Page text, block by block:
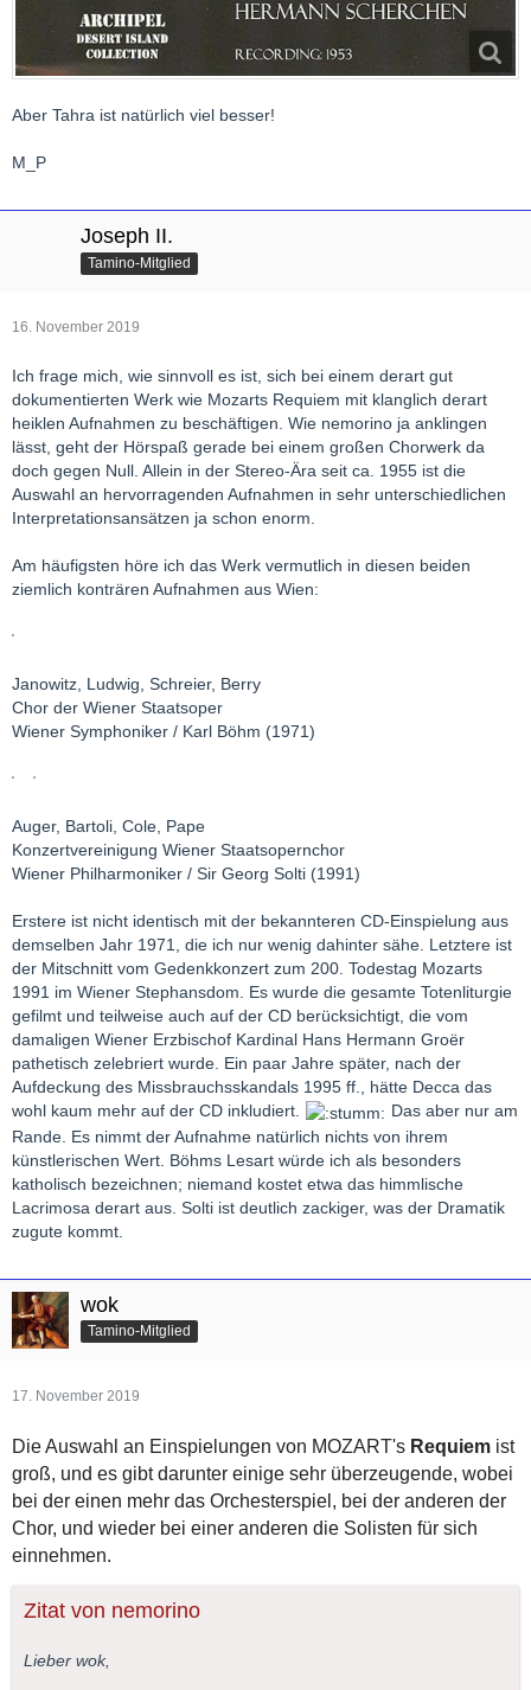
Aber Tahra ist natürlich viel besser!
M_P
Joseph II.
Tamino-Mitglied
16. November 2019
Ich frage mich, wie sinnvoll es ist, sich bei einem derart gut
dokumentierten Werk wie Mozarts Requiem mit klanglich derart
heiklen Aufnahmen zu beschäftigen. Wie nemorino ja anklingen
lässt, geht der Hörspaß gerade bei einem großen Chorwerk da
doch gegen Null. Allein in der Stereo-Ära seit ca. 1955 ist die
Auswahl an hervorragenden Aufnahmen in sehr unterschiedlichen
Interpretationsansätzen ja schon enorm.
Am häufigsten höre ich das Werk vermutlich in diesen beiden
ziemlich konträren Aufnahmen aus Wien:
Janowitz, Ludwig, Schreier, Berry
Chor der Wiener Staatsoper
Wiener Symphoniker / Karl Böhm (1971)
Auger, Bartoli, Cole, Pape
Konzertvereinigung Wiener Staatsopernchor
Wiener Philharmoniker / Sir Georg Solti (1991)
Erstere ist nicht identisch mit der bekannteren CD-Einspielung aus
demselben Jahr 1971, die ich nur wenig dahinter sähe. Letztere ist
der Mitschnitt vom Gedenkkonzert zum 200. Todestag Mozarts
1991 im Wiener Stephansdom. Es wurde die gesamte Totenliturgie
gefilmt und teilweise auch auf der CD berücksichtigt, die vom
damaligen Wiener Erzbischof Kardinal Hans Hermann Groër
pathetisch zelebriert wurde. Ein paar Jahre später, nach der
Aufdeckung des Missbrauchsskandals 1995 ff., hätte Decca das
wohl kaum mehr auf der CD inkludiert.
Das aber nur am
Rande. Es nimmt der Aufnahme natürlich nichts von ihrem
künstlerischen Wert. Böhms Lesart würde ich als besonders
katholisch bezeichnen; niemand kostet etwa das himmlische
Lacrimosa derart aus. Solti ist deutlich zackiger, was der Dramatik
zugute kommt.
wok
Tamino-Mitglied
17. November 2019
Die Auswahl an Einspielungen von MOZART's Requiem ist
groß, und es gibt darunter einige sehr überzeugende, wobei
bei der einen mehr das Orchesterspiel, bei der anderen der
Chor, und wieder bei einer anderen die Solisten für sich
einnehmen.
Zitat von nemorino
Lieber wok,